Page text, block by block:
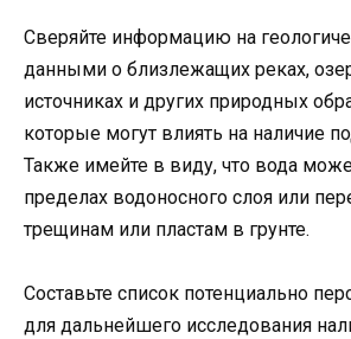
Сверяйте информацию на
данными о близлежащих реках,
источниках и других природных
которые могут влиять на наличие
Также имейте в виду, что вода
пределах водоносного слоя или
трещинам или пластам в грунте.
Составьте список потенциально
для дальнейшего исследования